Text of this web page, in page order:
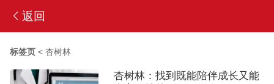
返回
标签页< 杏树林
杏树林：找到既能陪伴成长又能